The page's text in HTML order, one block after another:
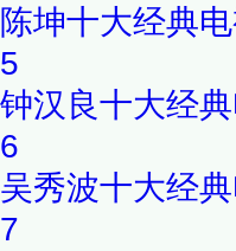
陈坤十大经典电
5
钟汉良十大经
6
吴秀波十大经
7